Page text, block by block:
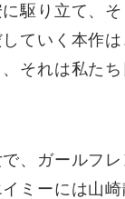
駆り立て、
ていく本作
それは私た
、ガールフ
ミーには山